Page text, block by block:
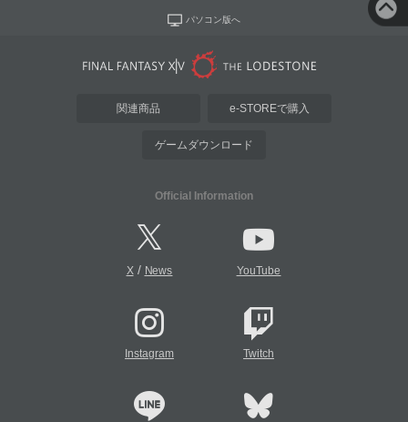
パソコン版へ
関連商品 e-STOREで購入
ゲームダウンロード
Official Information
X/ News YouTube
Instagram Twitch